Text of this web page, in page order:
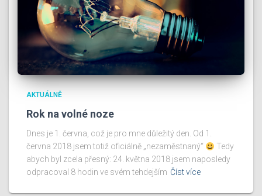
AKTUÁLNĚ
Rok na volné noze
Dnes je 1. června, což je pro mne důležitý den. Od 1.
června 2018 jsem totiž oficiálně „nezaměstnaný“
Tedy
abych byl zcela přesný: 24. května 2018 jsem naposledy
odpracoval 8 hodin ve svém tehdejším Číst více